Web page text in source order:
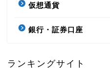
仮想通貨
銀行・証券口座
ランキングサイト